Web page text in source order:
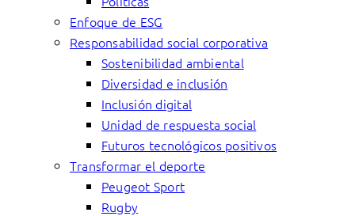
Enfoque de ESG
Responsabilidad social corporativa
Sostenibilidad ambiental
Diversidad e inclusión
Inclusión digital
Unidad de respuesta social
Futuros tecnológicos positivos
Transformar el deporte
Peugeot Sport
Rugby